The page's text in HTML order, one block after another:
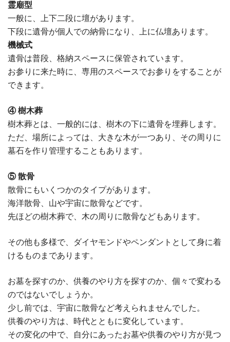
霊廟型
一般に、上下二段に壇があります。
下段に遺骨が個人での納骨になり、上に仏壇あります。
機械式
遺骨は普段、格納スペースに保管されています。
お参りに来た時に、専用のスペースでお参りをすることが
できます。
④ 樹木葬
樹木葬とは、一般的には、樹木の下に遺骨を埋葬します。
ただ、場所によっては、大きな木が一つあり、その周りに
墓石を作り管理することもあります。
⑤ 散骨
散骨にもいくつかのタイプがあります。
海洋散骨、山や宇宙に散骨などです。
先ほどの樹木葬で、木の周りに散骨などもあります。
その他も多様で、ダイヤモンドやペンダントとして身に着
けるものまであります。
お墓を探すのか、供養のやり方を探すのか、個々で変わる
のではないでしょうか。
少し前では、宇宙に散骨など考えられませんでした。
供養のやり方は、時代とともに変化しています。
その変化の中で、自分にあったお墓や供養のやり方が見つ